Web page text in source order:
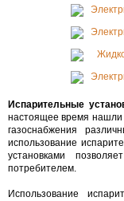
Испарительные
настоящее время нашли
газоснабжения
использование
установками
потребителем.
Использование